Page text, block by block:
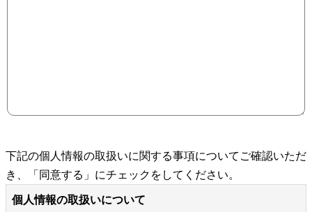
下記の個人情報の取扱いに関する事項についてご確認いただ
き、「同意する」にチェックをしてください。
個人情報の取扱いについて